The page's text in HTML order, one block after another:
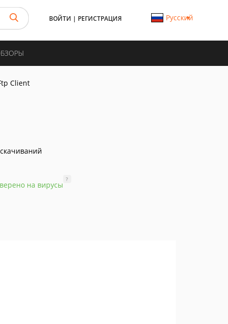
ВОЙТИ | РЕГИСТРАЦИЯ Русский
Client
на вирусы
?